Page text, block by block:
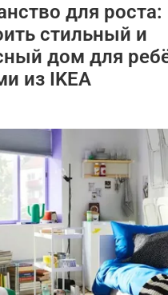
для роста:
стильный и
дом для
из IKEA